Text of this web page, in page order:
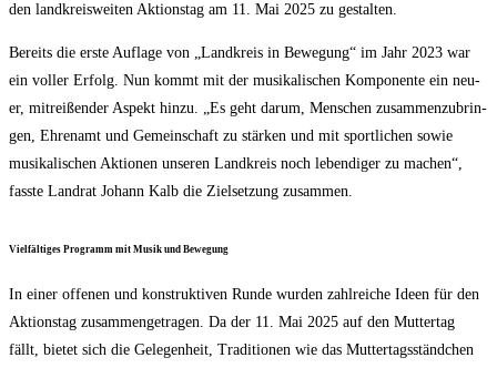
den land­kreis­wei­ten Akti­ons­tag am 11. Mai 2025 zu gestalten.
Bereits die ers­te Auf­la­ge von „Land­kreis in Bewe­gung“ im Jahr 2023 war
ein vol­ler Erfolg. Nun kommt mit der musi­ka­li­schen Kom­po­nen­te ein neu­
er, mit­rei­ßen­der Aspekt hin­zu. „Es geht dar­um, Men­schen zusam­men­zu­brin­
gen, Ehren­amt und Gemein­schaft zu stär­ken und mit sport­li­chen sowie
musi­ka­li­schen Aktio­nen unse­ren Land­kreis noch leben­di­ger zu machen“,
fass­te Land­rat Johann Kalb die Ziel­set­zung zusammen.
Viel­fäl­ti­ges Pro­gramm mit Musik und Bewegung
In einer offe­nen und kon­struk­ti­ven Run­de wur­den zahl­rei­che Ideen für den
Akti­ons­tag zusam­men­ge­tra­gen. Da der 11. Mai 2025 auf den Mut­ter­tag
fällt, bie­tet sich die Gele­gen­heit, Tra­di­tio­nen wie das Mut­ter­tags­ständ­chen